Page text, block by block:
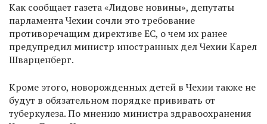
Как сообщает газета «Лидове новины», депутаты
парламента Чехии сочли это требование
противоречащим директиве ЕС, о чем их ранее
предупредил министр иностранных дел Чехии Карел
Шварценберг.
Кроме этого, новорожденных детей в Чехии также не
будут в обязательном порядке прививать от
туберкулеза. По мнению министра здравоохранения